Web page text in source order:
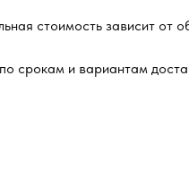
стоимость зависит от
срокам и вариантам